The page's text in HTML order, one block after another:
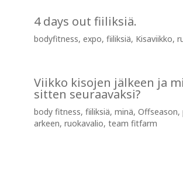
4 days out fiiliksiä.
bodyfitness, expo, fiiliksiä, Kisaviikko,
Viikko kisojen jälkeen ja
sitten seuraavaksi?
body fitness, fiiliksiä, minä, Offseason,
arkeen, ruokavalio, team fitfarm